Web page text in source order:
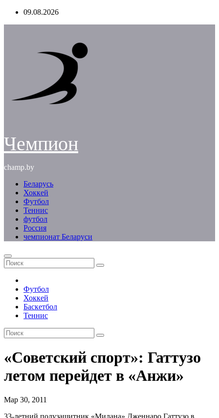
Перейти09.08.2026
Чемпион
champ.by
Беларусь
Хоккей
Футбол
Теннис
футбол
Россия
чемпионат Беларуси
Футбол
Хоккей
Баскетбол
Теннис
«Советский спорт»: Гаттузо
летом перейдет в «Анжи»
Мар 30, 2011
33-летний полузащитник «Милана» Дженнаро Гаттузо в